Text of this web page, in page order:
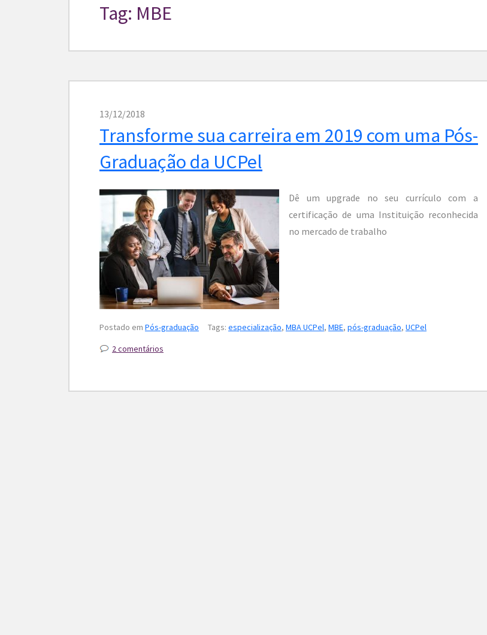
Tag: MBE
13/12/2018
Transforme sua carreira em 2019 com uma Pós-
Graduação da UCPel
Dê um upgrade no seu currículo com a
certificação de uma Instituição reconhecida
no mercado de trabalho
Postado em Pós-graduação Tags: especialização, MBA UCPel, MBE, pós-graduação, UCPel
2 comentários